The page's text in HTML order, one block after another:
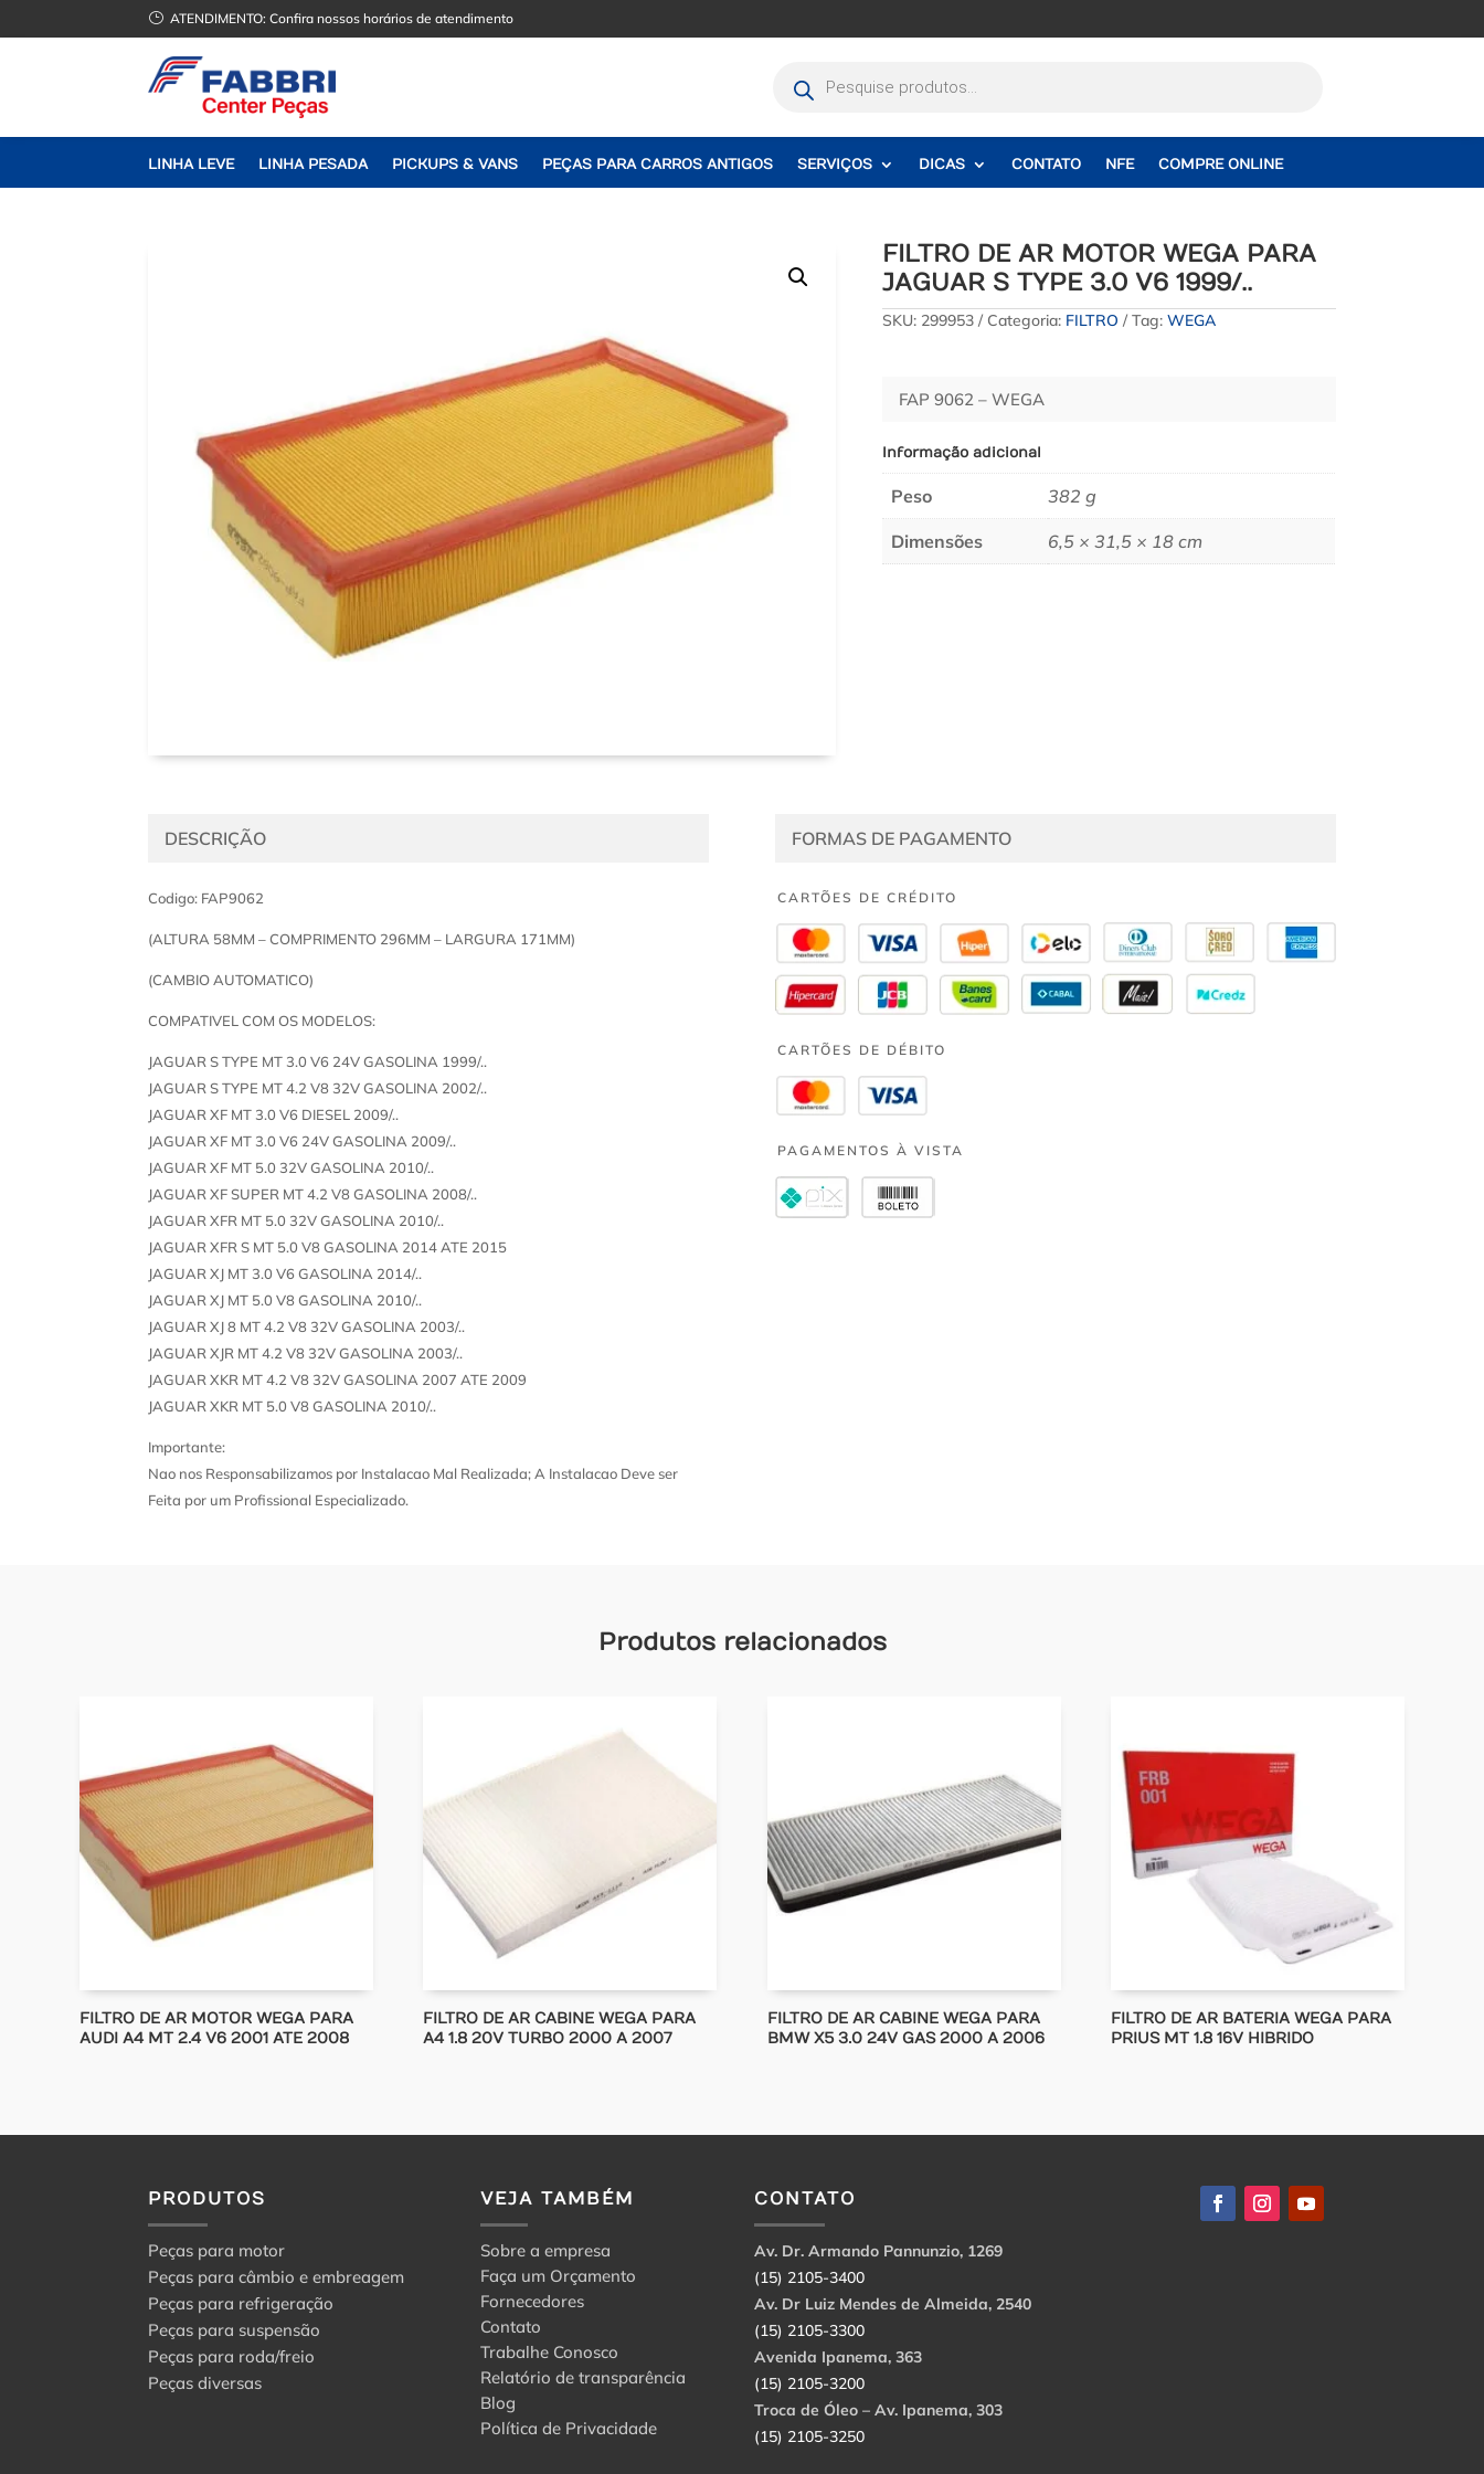
} ATENDIMENTO:Confira nossos horários de atendimento
produtos
LINHA LEVE LINHA PESADA PICKUPS & VANS PEÇAS PARA CARROS ANTIGOS SERVIÇOS DICAS CONTATO NFE COMPRE ONLINE
FILTRO DE AR MOTOR WEGA PARA
JAGUAR S TYPE 3.0 V6 1999/..
SKU: 299953 Categoria: FILTRO Tag: WEGA
FAP 9062 – WEGA
Informação adicional
Peso 382 g
Dimensões 6,5 × 31,5 × 18 cm
DESCRIÇÃO
Codigo: FAP9062
(ALTURA 58MM – COMPRIMENTO 296MM – LARGURA 171MM)
(CAMBIO AUTOMATICO)
COMPATIVEL COM OS MODELOS:
JAGUAR S TYPE MT 3.0 V6 24V GASOLINA 1999/..
JAGUAR S TYPE MT 4.2 V8 32V GASOLINA 2002/..
JAGUAR XF MT 3.0 V6 DIESEL 2009/..
JAGUAR XF MT 3.0 V6 24V GASOLINA 2009/..
JAGUAR XF MT 5.0 32V GASOLINA 2010/..
JAGUAR XF SUPER MT 4.2 V8 GASOLINA 2008/..
JAGUAR XFR MT 5.0 32V GASOLINA 2010/..
JAGUAR XFR S MT 5.0 V8 GASOLINA 2014 ATE 2015
JAGUAR XJ MT 3.0 V6 GASOLINA 2014/..
JAGUAR XJ MT 5.0 V8 GASOLINA 2010/..
JAGUAR XJ 8 MT 4.2 V8 32V GASOLINA 2003/..
JAGUAR XJR MT 4.2 V8 32V GASOLINA 2003/..
JAGUAR XKR MT 4.2 V8 32V GASOLINA 2007 ATE 2009
JAGUAR XKR MT 5.0 V8 GASOLINA 2010/..
Importante:
Nao nos Responsabilizamos por Instalacao Mal Realizada; A Instalacao Deve ser
Feita por um Profissional Especializado.
FORMAS DE PAGAMENTO
CARTÕES DE CRÉDITO
CARTÕES DE DÉBITO
PAGAMENTOS À VISTA
Produtos relacionados
FILTRO DE AR MOTOR WEGA PARA
AUDI A4 MT 2.4 V6 2001 ATE 2008
FILTRO DE AR CABINE WEGA PARA
A4 1.8 20V TURBO 2000 A 2007
FILTRO DE AR CABINE WEGA PARA
BMW X5 3.0 24V GAS 2000 A 2006
FILTRO DE AR BATERIA WEGA PARA
PRIUS MT 1.8 16V HIBRIDO
PRODUTOS
Peças para motor
Peças para câmbio e embreagem
Peças para refrigeração
Peças para suspensão
Peças para roda/freio
Peças diversas
VEJA TAMBÉM
Sobre a empresa
Faça um Orçamento
Fornecedores
Contato
Trabalhe Conosco
Relatório de transparência
Blog
Política de Privacidade
CONTATO
Av. Dr. Armando Pannunzio, 1269
(15) 2105-3400
Av. Dr Luiz Mendes de Almeida, 2540
(15) 2105-3300
Avenida Ipanema, 363
(15) 2105-3200
Troca de Óleo – Av. Ipanema, 303
(15) 2105-3250